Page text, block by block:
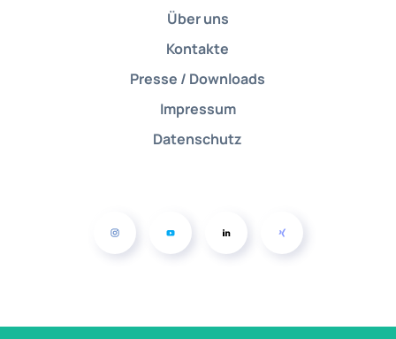
Über uns
Kontakte
Presse / Downloads
Impressum
Datenschutz